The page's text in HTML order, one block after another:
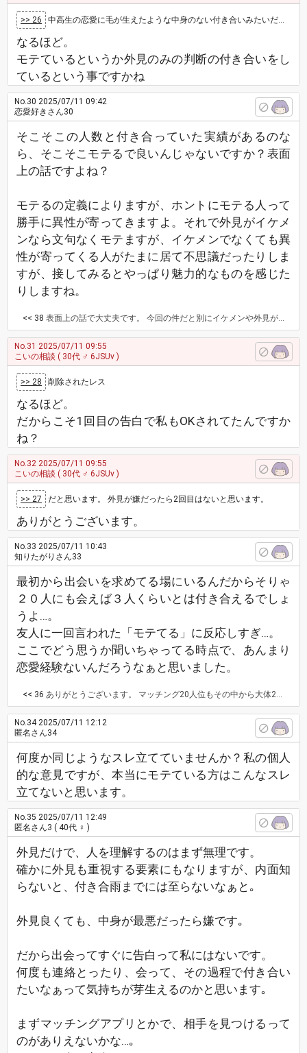
>> 26 中高生の恋愛に毛が生えたような中身のない付き合いみたいだから。 精神年齢が低いからそんな恋愛ごっこで満足してるんだよ。 なんか哀れ。
なるほど。
モテているというか外見のみの判断の付き合いをし
ているという事ですかね
No.30 2025/07/11 09:42
恋愛好きさん30
そこそこの人数と付き合っていた実績があるのな
ら、そこそこモテるで良いんじゃないですか？表面
上の話ですよね？
モテるの定義によりますが、ホントにモテる人って
勝手に異性が寄ってきますよ。それで外見がイケメ
ンなら文句なくモテますが、イケメンでなくても異
性が寄ってくる人がたまに居て不思議だったりしま
すが、接してみるとやっぱり魅力的なものを感じた
りしますね。
<< 38 表面上の話で大丈夫です。 今回の件だと別にイケメンや外見が良くなくてもあり得る事象でしょうか？
No.31 2025/07/11 09:55
こいの相談 ( 30代 ♂ 6JSUv )
>> 28 削除されたレス
なるほど。
だからこそ1回目の告白で私もOKされてたんですか
ね？
No.32 2025/07/11 09:55
こいの相談 ( 30代 ♂ 6JSUv )
>> 27 だと思います。 外見が嫌だったら2回目はないと思います。
ありがとうございます。
No.33 2025/07/11 10:43
知りたがりさん33
最初から出会いを求めてる場にいるんだからそりゃ
２０人にも会えば３人くらいとは付き合えるでしょ
うよ…。
友人に一回言われた「モテてる」に反応しすぎ…。
ここでどう思うか聞いちゃってる時点で、あんまり
恋愛経験ないんだろうなぁと思いました。
<< 36 ありがとうございます。 マッチング20人位もその中から大体2回目に繋がったり告白してすぐOK貰えたりも別に普通ですよね？皆さんでも普通に出来るのだと思ってたので同意見です。
No.342025/07/11 12:12
匿名さん34
何度か同じようなスレ立てていませんか？私の個人
的な意見ですが、本当にモテている方はこんなスレ
立てないと思います。
No.35 2025/07/11 12:49
匿名さん3 ( 40代 ♀ )
外見だけで、人を理解するのはまず無理です。
確かに外見も重視する要素にもなりますが、内面知
らないと、付き合雨までには至らないなぁと｡
外見良くても、中身が最悪だったら嫌です｡
だから出会ってすぐに告白って私にはないです。
何度も連絡とったり、会って、その過程で付き合い
たいなぁって気持ちが芽生えるのかと思います｡
まずマッチングアプリとかで、相手を見つけるって
のがありえないかな…｡